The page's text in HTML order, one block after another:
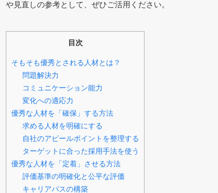
や見直しの参考として、ぜひご活用ください。
目次
そもそも優秀とされる人材とは？
問題解決力
コミュニケーション能力
変化への適応力
優秀な人材を「確保」する方法
求める人材を明確にする
自社のアピールポイントを整理する
ターゲットに合った採用手法を使う
優秀な人材を「定着」させる方法
評価基準の明確化と公平な評価
キャリアパスの構築